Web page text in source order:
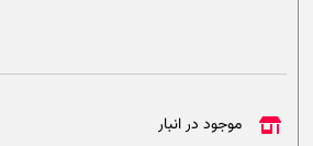
موجود در انبار